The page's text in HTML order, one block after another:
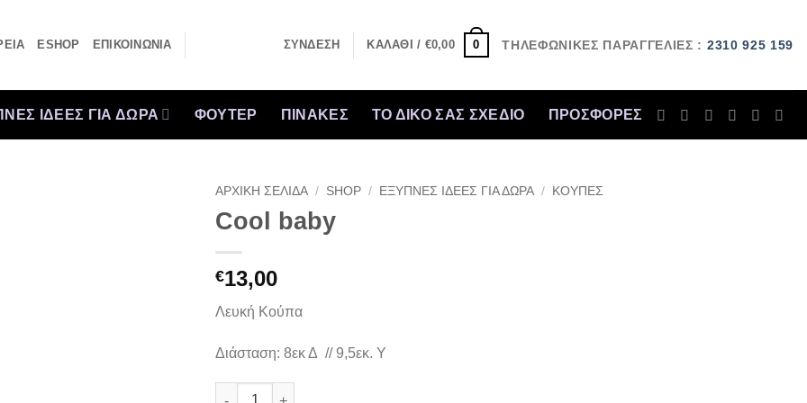
ESHOP ΕΠΙΚΟΙΝΩΝΙΑ ΣΎΝΔΕΣΗ ΚΑΛΆΘΙ / €0,00 0 ΤΗΛΕΦΩΝΙΚΕΣ ΠΑΡΑΓΓΕΛΙΕΣ : 2310 925 159
ΙΔΕΕΣ ΓΙΑ ΔΩΡΑ ΦΟΥΤΕΡ ΠΙΝΑΚΕΣ ΤΟ ΔΙΚΟ ΣΑΣ ΣΧΕΔΙΟ ΠΡΟΣΦΟΡΈΣ
ΑΡΧΙΚΉ ΣΕΛΊΔΑ / SHOP / ΕΞΥΠΝΕΣ ΙΔΕΕΣ ΓΙΑ ΔΩΡΑ / ΚΟΥΠΕΣ
Cool baby
€13,00
Λευκή Κούπα
Διάσταση: 8εκ Δ // 9,5εκ. Υ
Cool baby ποσότητα